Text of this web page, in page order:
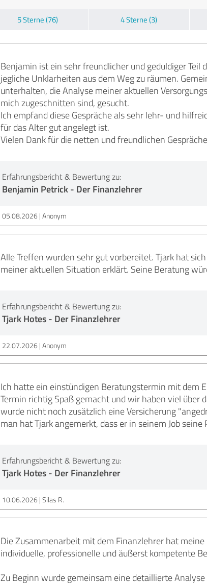
5 Sterne (76) 4 Sterne (3)
Benjamin ist ein sehr freundlicher und geduldiger Teil
jegliche Unklarheiten aus dem Weg zu räumen.
unterhalten, die Analyse meiner aktuellen
mich zugeschnitten sind, gesucht.
Ich empfand diese Gespräche als sehr lehr- und
für das Alter gut angelegt ist.
Vielen Dank für die netten und freundlichen
Erfahrungsbericht & Bewertung zu:
Benjamin Petrick - Der Finanzlehrer
05.08.2026 Anonym
Alle Treffen wurden sehr gut vorbereitet. Tjark hat
meiner aktuellen Situation erklärt. Seine Beratung
Erfahrungsbericht & Bewertung zu:
Tjark Hotes - Der Finanzlehrer
22.07.2026 Anonym
Ich hatte ein einstündigen Beratungstermin mit dem
Termin richtig Spaß gemacht und wir haben viel über
wurde nicht noch zusätzlich eine Versicherung
man hat Tjark angemerkt, dass er in seinem Job
Erfahrungsbericht & Bewertung zu:
Tjark Hotes - Der Finanzlehrer
10.06.2026 Silas R.
Die Zusammenarbeit mit dem Finanzlehrer hat
individuelle, professionelle und äußerst kompetente
Zu Beginn wurde gemeinsam eine detaillierte